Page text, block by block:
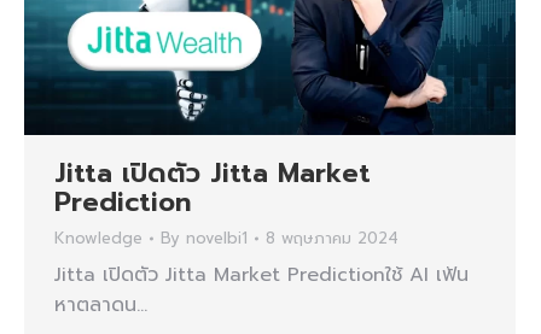
Jitta เปิดตัว Jitta Market
Prediction
Knowledge By novelbi1 8 พฤษภาคม 2024
Jitta เปิดตัว Jitta Market Predictionใช้ AI เฟ้น
หาตลาดน…